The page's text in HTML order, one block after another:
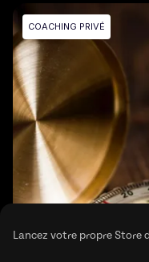
COACHING PRIVÉ
Lancez votre propre Store